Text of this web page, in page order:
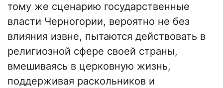
тому же сценарию государственные
власти Черногории, вероятно не без
влияния извне, пытаются действовать в
религиозной сфере своей страны,
вмешиваясь в церковную жизнь,
поддерживая раскольников и